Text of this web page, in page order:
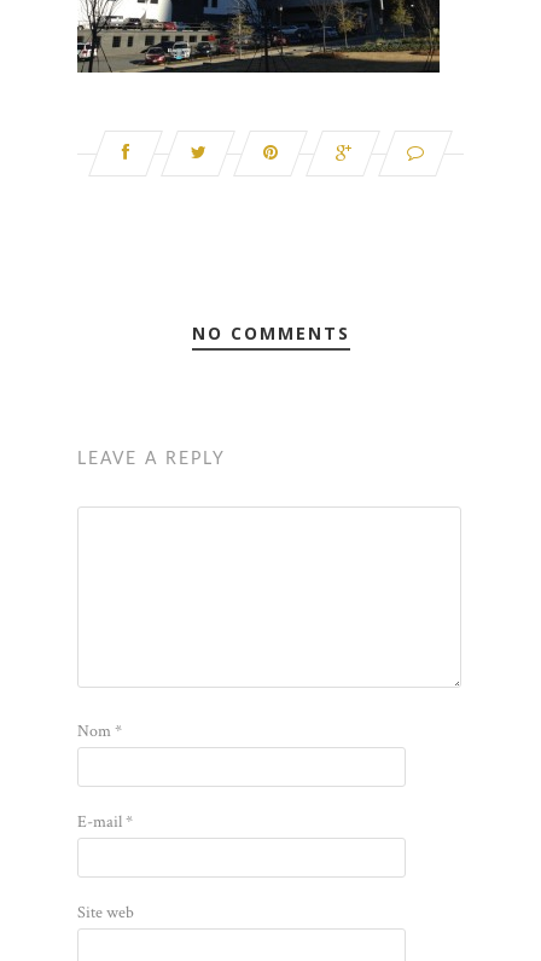
NO COMMENTS
LEAVE A REPLY
Nom*
E-mail*
Site web